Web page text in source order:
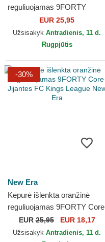
reguliuojamas 9FORTY
League Essential New York
Yankees MLB New Era
EUR 25,95
Užsisakyk Antradienis, 11 d.
Rugpjūtis
-30%
New Era
Kepurė išlenkta oranžinė
reguliuojamas 9FORTY Core
Jijantes FC Kings League
New Era
EUR25,95 EUR 18,17
Užsisakyk Antradienis, 11 d.